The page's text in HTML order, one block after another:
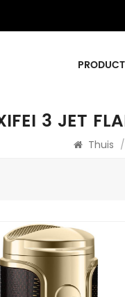
3 JET
Thuis /